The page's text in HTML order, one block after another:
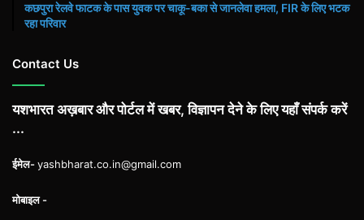
कछपुरा रेलवे फाटक के पास युवक पर चाकू-बका से जानलेवा हमला, FIR के लिए भटक
रहा परिवार
Contact Us
यशभारत अख़बार और पोर्टल में खबर, विज्ञापन देने के लिए यहाँ संपर्क करें
...
ईमेल-yashbharat.co.in@gmail.com
मोबाइल -